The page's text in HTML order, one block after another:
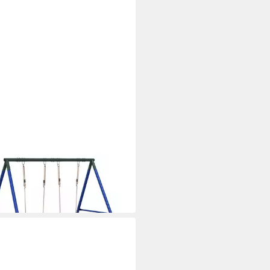
Schaukel-Set mit 2
€
Werktagen bei dir